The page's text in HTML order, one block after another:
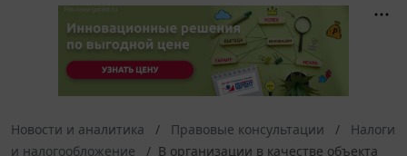
Новости и аналитика Правовые консультации
Налоги
и налогообложение
В организации в качестве объекта